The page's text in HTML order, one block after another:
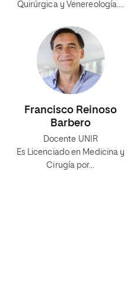
Quirúrgica y Venereología.…
Francisco Reinoso
Barbero
Docente UNIR
Es Licenciado en Medicina y
Cirugía por…